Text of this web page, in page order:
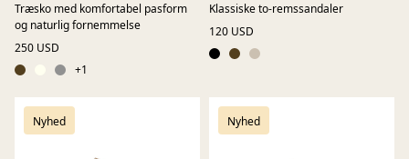
Træsko med komfortabel pasform
og naturlig fornemmelse
250 USD
+1
Klassiske to-remssandaler
120 USD
Nyhed Nyhed